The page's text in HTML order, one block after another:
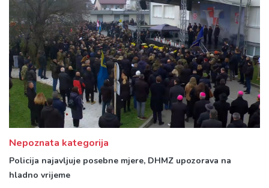
Nepoznata kategorija
Policija najavljuje posebne mjere, DHMZ upozorava na
hladno vrijeme